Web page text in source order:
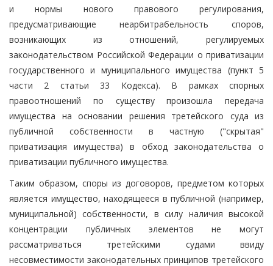
и нормы нового правового регулирования,
предусматривающие неарбитрабельность споров,
возникающих из отношений, регулируемых
законодательством Российской Федерации о приватизации
государственного и муниципального имущества (пункт 5
части 2 статьи 33 Кодекса). В рамках спорных
правоотношений по существу произошла передача
имущества на основании решения третейского суда из
публичной собственности в частную ("скрытая"
приватизация имущества) в обход законодательства о
приватизации публичного имущества.
Таким образом, споры из договоров, предметом которых
является имущество, находящееся в публичной (например,
муниципальной) собственности, в силу наличия высокой
концентрации публичных элементов не могут
рассматриваться третейскими судами ввиду
несовместимости законодательных принципов третейского